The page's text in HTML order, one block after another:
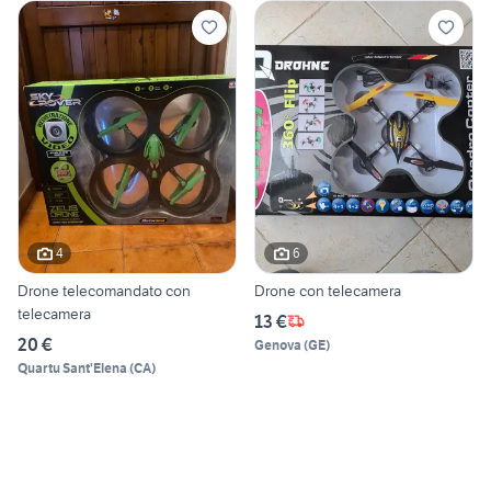
4
Drone telecomandato con
telecamera
20 €
Quartu Sant'Elena (CA)
6
Drone con telecamera
13 €
Genova (GE)